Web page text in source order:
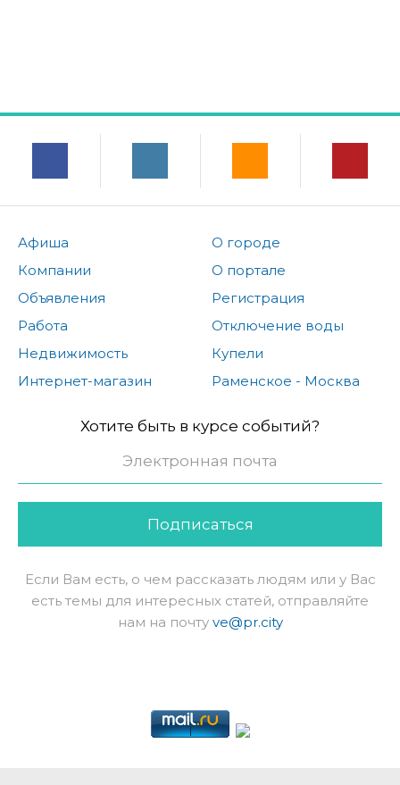
Афиша
Компании
Объявления
Работа
Недвижимость
Интернет-магазин
О городе
О портале
Регистрация
Отключение воды
Купели
Раменское - Москва
Хотите быть в курсе событий?
Подписаться
Если Вам есть, о чем рассказать людям или у Вас
есть темы для интересных статей, отправляйте
нам на почту ve@pr.city